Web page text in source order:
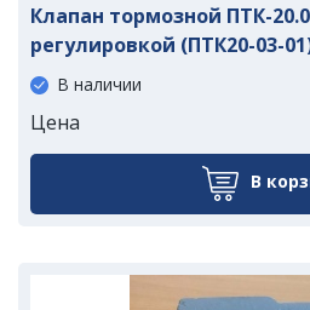
Клапан тормозной ПТК-
регулировкой (ПТК20-03-
В наличии
Цена
В